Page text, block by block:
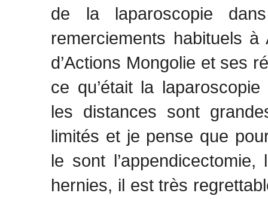
de la laparoscopie
remerciements habituels
d’Actions Mongolie et ses
ce qu’était la
les distances sont
limités et je pense que
le sont
hernies, il est très